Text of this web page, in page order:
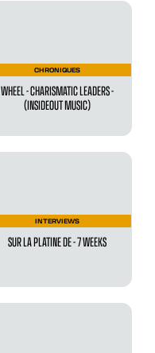
CHRONIQUES
WHEEL - CHARISMATIC LEADERS -
(INSIDEOUT MUSIC)
INTERVIEWS
SUR LA PLATINE DE - 7 WEEKS